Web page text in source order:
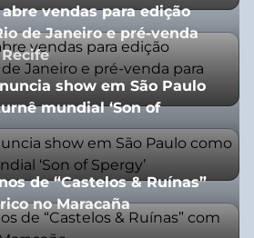
vendas para edição
de Janeiro e pré-venda
show em São Paulo
mundial ‘Son of
de “Castelos & Ruínas”
no Maracaña